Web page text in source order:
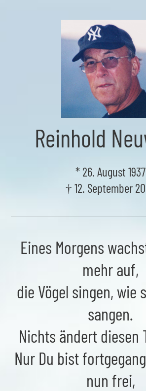
Reinhold
* 26. August 1937
† 12. September
Eines Morgens
mehr auf,
die Vögel singen, wie
sangen.
Nichts ändert diesen
Nur Du bist
nun frei,